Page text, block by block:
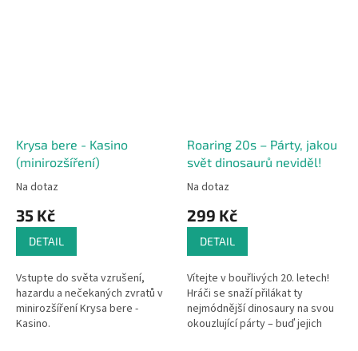
Krysa bere - Kasino
(minirozšíření)
Na dotaz
35 Kč
DETAIL
Vstupte do světa vzrušení,
hazardu a nečekaných zvratů v
minirozšíření Krysa bere -
Kasino.
Roaring 20s – Párty, jakou
svět dinosaurů neviděl!
Na dotaz
299 Kč
DETAIL
Vítejte v bouřlivých 20. letech!
Hráči se snaží přilákat ty
nejmódnější dinosaury na svou
okouzlující párty – buď jejich